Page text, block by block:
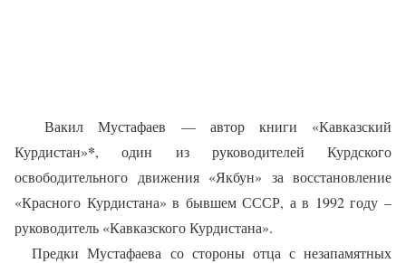
Вакил Мустафаев — автор книги «Кавказский
Курдистан»*, один из руководителей Курдского
освободительного движения «Якбун» за восстановление
«Красного Курдистана» в бывшем СССР, а в 1992 году –
руководитель «Кавказского Курдистана».
Предки Мустафаева со стороны отца с незапамятных